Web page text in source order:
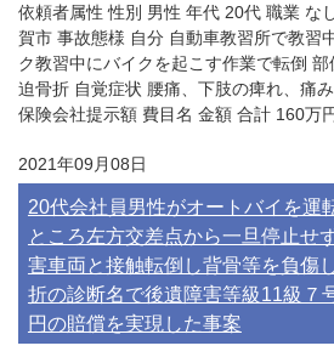
依頼者属性 性別 男性 年代 20代 職業 な
賀市 事故態様 自分 自動車教習所で教習
ク教習中にバイクを起こす作業で転倒
迫骨折 自覚症状 腰痛、下肢の痺れ、痛
保険会社提示額 費目名 金額 合計 160万
2021年09月08日
20代会社員男性がオートバイを運
ところ左方交差点から一旦停止せ
害車両と接触転倒し背骨等を負傷
折の診断名で後遺障害等級11級７
円の賠償を実現した事案